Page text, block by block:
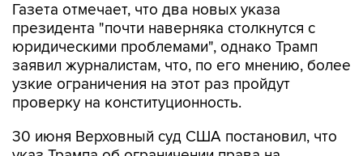
Газета отмечает, что два новых указа
президента "почти наверняка столкнутся с
юридическими проблемами", однако Трамп
заявил журналистам, что, по его мнению, более
узкие ограничения на этот раз пройдут
проверку на конституционность.
30 июня Верховный суд США постановил, что